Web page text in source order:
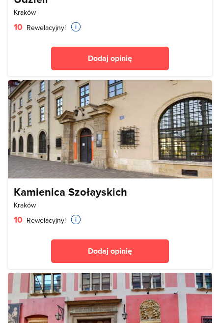
Kraków
10 Rewelacyjny!
Dodaj opinię
Kamienica Szołayskich
Kraków
10 Rewelacyjny!
Dodaj opinię